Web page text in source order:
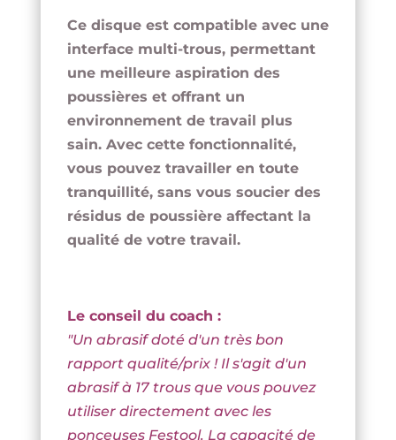
Ce disque est compatible avec une
interface multi-trous, permettant
une meilleure aspiration des
poussières et offrant un
environnement de travail plus
sain. Avec cette fonctionnalité,
vous pouvez travailler en toute
tranquillité, sans vous soucier des
résidus de poussière affectant la
qualité de votre travail.
Le conseil du coach :
"Un abrasif doté d'un très bon
rapport qualité/prix ! Il s'agit d'un
abrasif à 17 trous que vous pouvez
utiliser directement avec les
ponceuses Festool. La capacité de